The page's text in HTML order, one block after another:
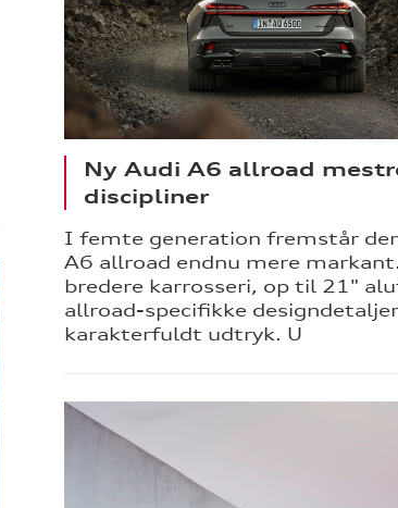
Ny Audi A6 allroad
discipliner
I femte generation fremstår
A6 allroad endnu mere
bredere karrosseri, op til 21"
allroad-specifikke
karakterfuldt udtryk. U